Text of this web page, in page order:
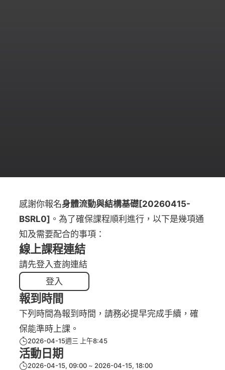
感謝你報名身體流動與結構基礎[20260415-
BSRL0] 。為了確保課程順利進行，以下是幾項通
知及需要配合的事項：
線上課程連結
請先登入查詢連結
登入
報到時間
下列時間為報到時間，請務必提早完成手續，確
保能準時上課。
2026-04-15週三 上午8:45
活動日期
2026-04-15, 09:00
2026-04-15, 18:00